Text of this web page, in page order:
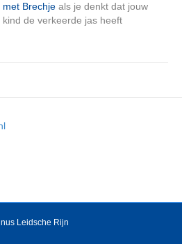
met Brechje als je denkt dat jouw
kind de verkeerde jas heeft
Leidsche Rijn